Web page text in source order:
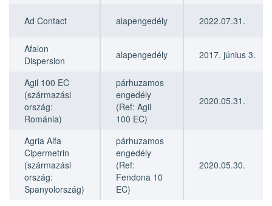
Ad Contact alapengedély 2022.07.31.
Afalon
Dispersion
alapengedély 2017. június 3.
Agil 100 EC
(származási
ország:
Románia)
párhuzamos
engedély
(Ref: Agil
100 EC)
2020.05.31.
Agria Alfa
Cipermetrin
(származási
ország:
Spanyolország)
párhuzamos
engedély
(Ref:
Fendona 10
EC)
2020.05.30.